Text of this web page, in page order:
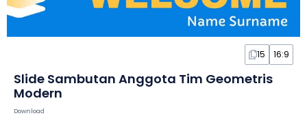
15 16:9
Slide Sambutan Anggota Tim Geometris
Modern
Download